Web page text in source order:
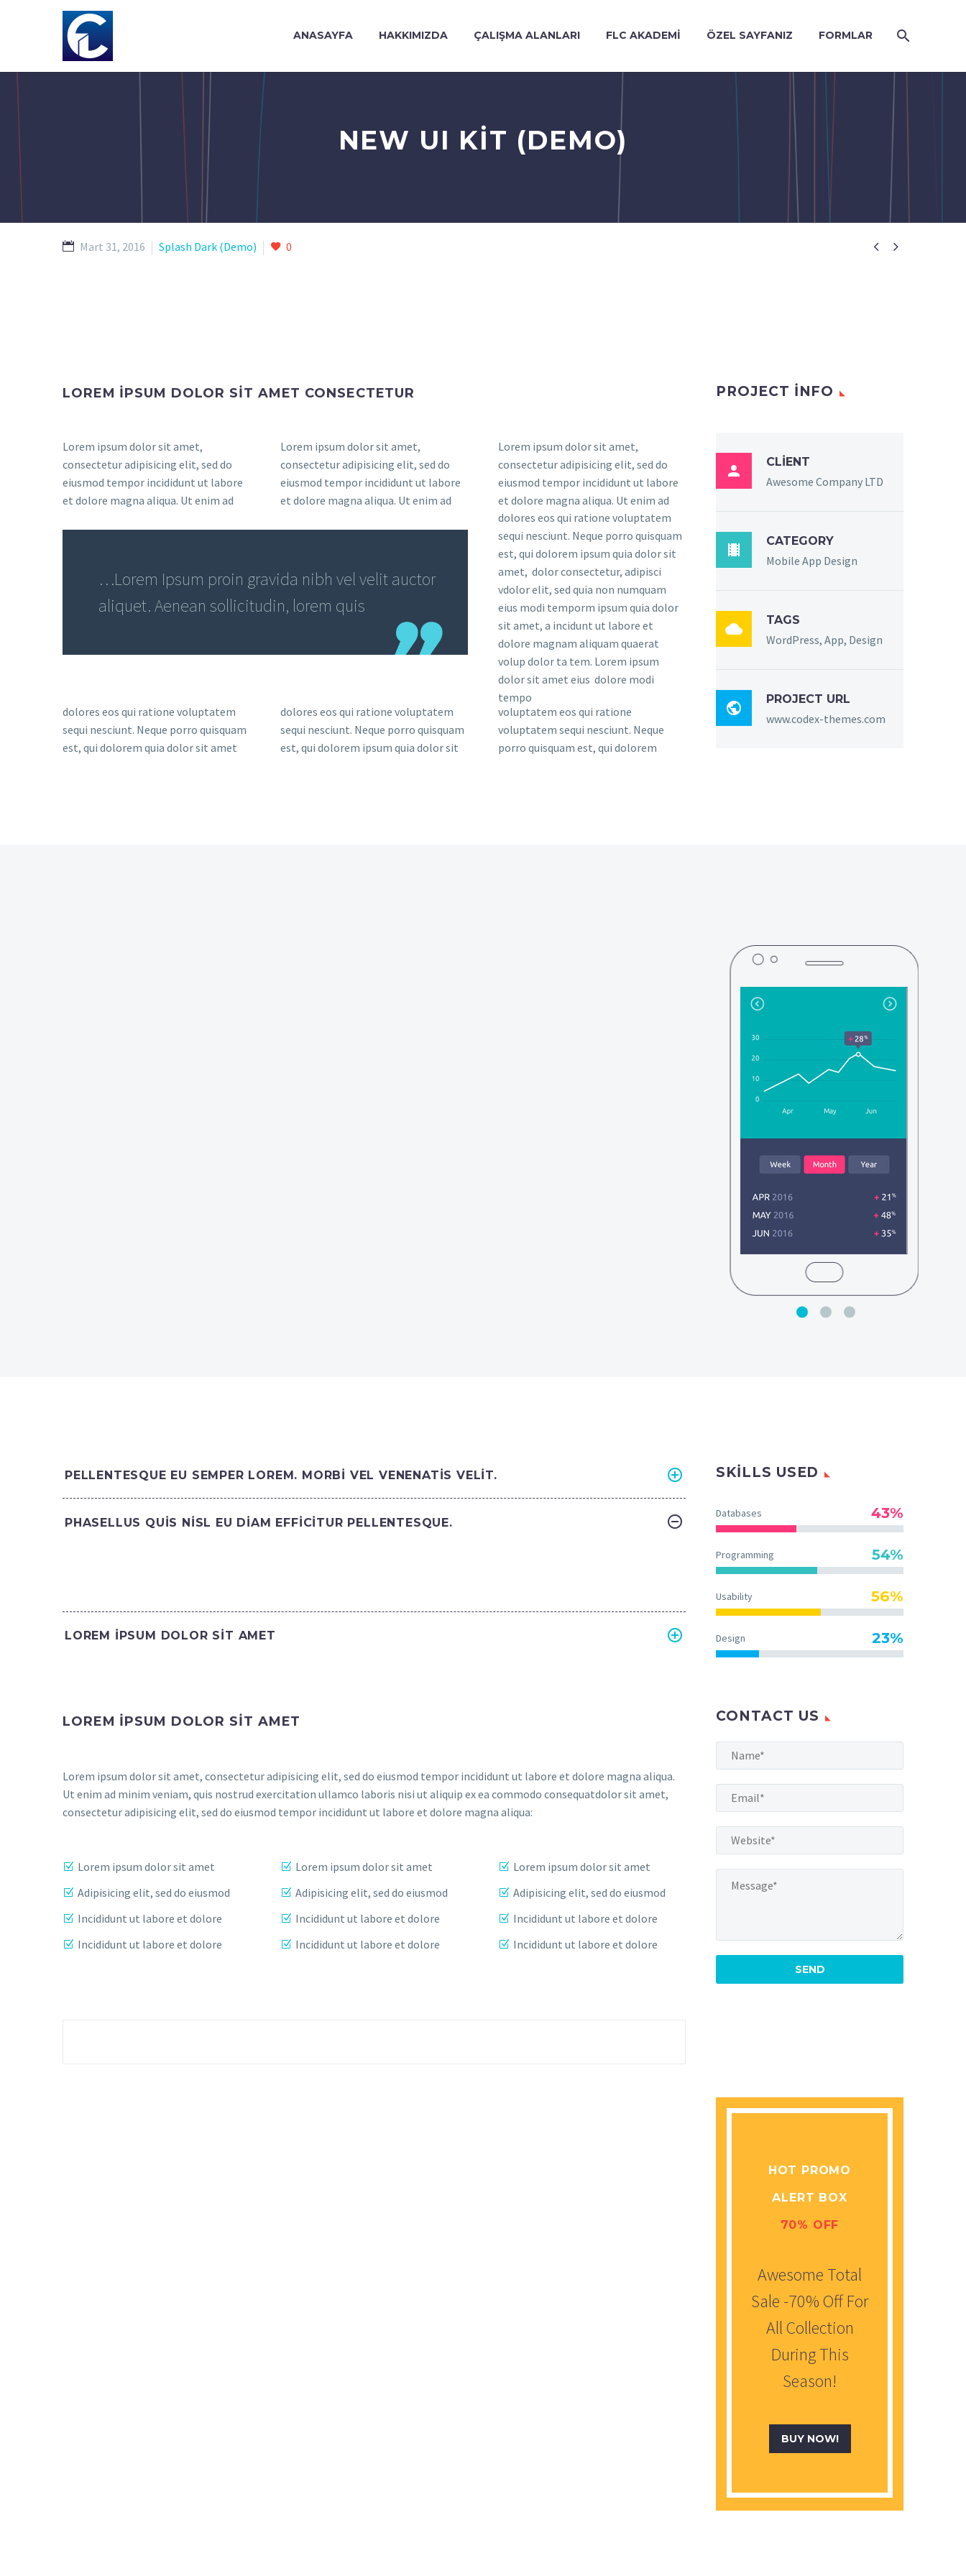
ANASAYFA HAKKIMIZDA ÇALIŞMA ALANLARI FLC AKADEMI ÖZEL SAYFANIZ FORMLAR
NEW UI KIT (DEMO)
 
Mart 31, 2016 Splash Dark (Demo) 0
LOREM IPSUM DOLOR SIT AMET CONSECTETUR
Lorem ipsum dolor sit amet,
consectetur adipisicing elit, sed do
eiusmod tempor incididunt ut labore
et dolore magna aliqua. Ut enim ad
Lorem ipsum dolor sit amet,
consectetur adipisicing elit, sed do
eiusmod tempor incididunt ut labore
et dolore magna aliqua. Ut enim ad
Lorem ipsum dolor sit amet,
consectetur adipisicing elit, sed do
eiusmod tempor incididunt ut labore
et dolore magna aliqua. Ut enim ad
…Lorem Ipsum proin gravida nibh vel velit auctor
aliquet. Aenean sollicitudin, lorem quis
dolores eos qui ratione voluptatem
sequi nesciunt. Neque porro quisquam
est, qui dolorem ipsum quia dolor sit
amet, dolor consectetur, adipisci
vdolor elit, sed quia non numquam
eius modi temporm ipsum quia dolor
sit amet, a incidunt ut labore et
dolore magnam aliquam quaerat
volup dolor ta tem. Lorem ipsum
dolor sit amet eius dolore modi
tempo
dolores eos qui ratione voluptatem
sequi nesciunt. Neque porro quisquam
est, qui dolorem quia dolor sit amet
dolores eos qui ratione voluptatem
sequi nesciunt. Neque porro quisquam
est, qui dolorem ipsum quia dolor sit
voluptatem eos qui ratione
voluptatem sequi nesciunt. Neque
porro quisquam est, qui dolorem
PROJECT INFO

CLIENT
Awesome Company LTD

CATEGORY
Mobile App Design

TAGS
WordPress, App, Design

PROJECT URL
www.codex-themes.com
PELLENTESQUE EU SEMPER LOREM. MORBI VEL VENENATIS VELIT.
PHASELLUS QUIS NISL EU DIAM EFFICITUR PELLENTESQUE.
LOREM IPSUM DOLOR SIT AMET
LOREM IPSUM DOLOR SIT AMET
Lorem ipsum dolor sit amet, consectetur adipisicing elit, sed do eiusmod tempor incididunt ut labore et dolore magna aliqua.
Ut enim ad minim veniam, quis nostrud exercitation ullamco laboris nisi ut aliquip ex ea commodo consequatdolor sit amet,
consectetur adipisicing elit, sed do eiusmod tempor incididunt ut labore et dolore magna aliqua:
Lorem ipsum dolor sit amet
Adipisicing elit, sed do eiusmod
Incididunt ut labore et dolore
Incididunt ut labore et dolore
Lorem ipsum dolor sit amet
Adipisicing elit, sed do eiusmod
Incididunt ut labore et dolore
Incididunt ut labore et dolore
Lorem ipsum dolor sit amet
Adipisicing elit, sed do eiusmod
Incididunt ut labore et dolore
Incididunt ut labore et dolore
SKILLS USED
Databases 43%
Programming 54%
Usability 56%
Design 23%
CONTACT US
HOT PROMO
ALERT BOX
70% OFF
Awesome Total
Sale -70% Off For
All Collection
During This
Season!
BUY NOW!